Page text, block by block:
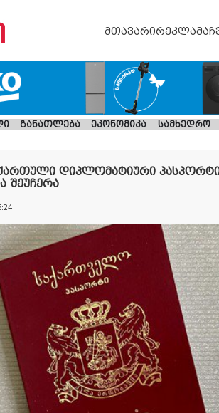
მთავარირეკლამა
განათლება ეკონომიკა სამხედრო
დიპლომატიური
შეუჩერა